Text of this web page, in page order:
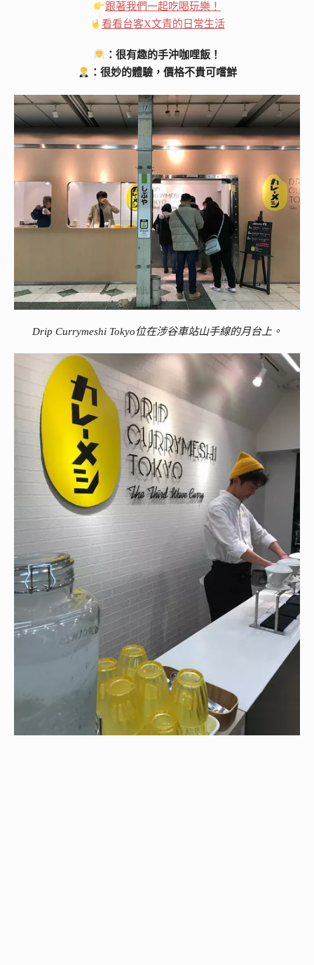
跟著我們一起吃喝玩樂！
看看台客X文青的日常生活
：很有趣的手沖咖哩飯！
：很妙的體驗，價格不貴可嚐鮮
Drip Currymeshi Tokyo位在涉谷車站山手線的月台上。